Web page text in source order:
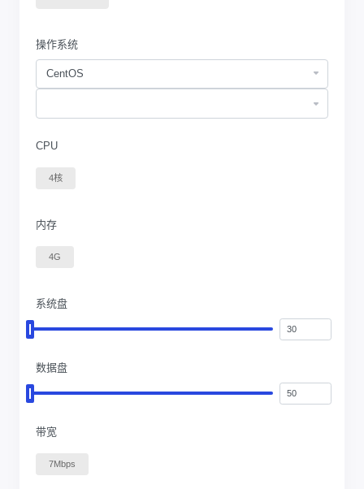
操作系统
CPU
4核
内存
4G
系统盘
数据盘
带宽
7Mbps